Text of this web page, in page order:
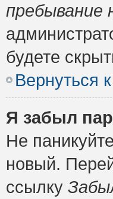
пребывание
будете
Вернуться
Я забыл
Не
новый.
ссылку